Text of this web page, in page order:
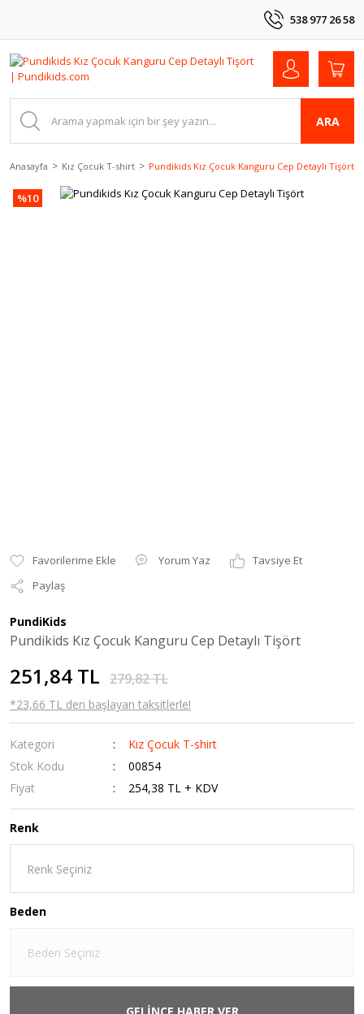
538 977 26 58
ARA
Anasayfa Kız Çocuk T-shirt Pundikids Kız Çocuk Kanguru Cep Detaylı Tişört
%10
Yorum Yaz
Tavsiye Et
Paylaş
PundiKids
Pundikids Kız Çocuk Kanguru Cep Detaylı Tişört
251,84 TL 279,82 TL
*23,66 TL den başlayan taksitlerle!
Kategori
Kız Çocuk T-shirt
Stok Kodu
00854
Fiyat
254,38 TL + KDV
Renk
Beden
GELİNCE HABER VER